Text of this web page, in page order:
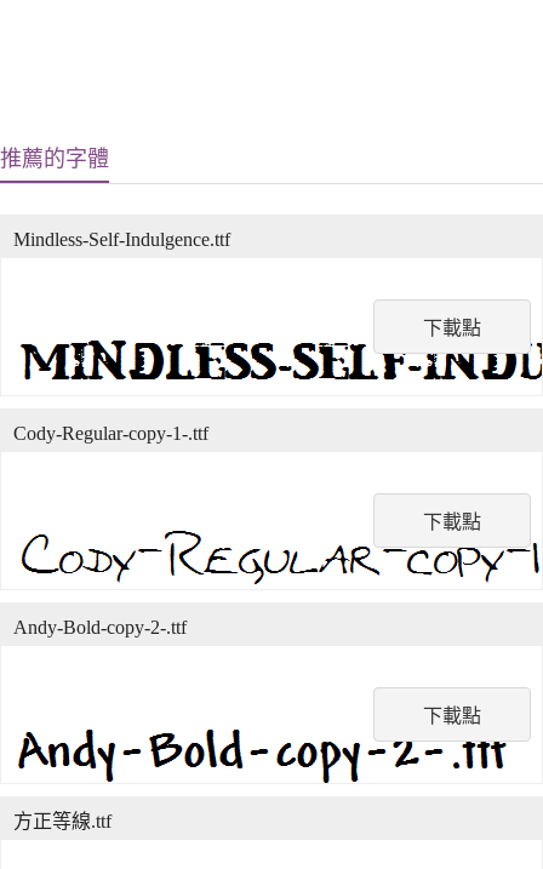
推薦的字體
下載點
Mindless-Self-Indulgence.ttf
下載點
Cody-Regular-copy-1-.ttf
下載點
Andy-Bold-copy-2-.ttf
方正等線.ttf